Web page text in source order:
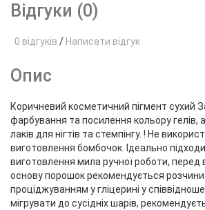
Відгуки (0)
0 відгуків / Написати відгук
Опис
Коричневий косметичний пігмент сухий
фарбування та посилення кольору гелів,
лаків для нігтів та стемпінгу. ! Не
виготовлення бомбочок. Ідеально
виготовлення мила ручної роботи,
основу порошок рекомендується
проціджуванням у гліцерині у
мігрувати до сусідніх шарів,